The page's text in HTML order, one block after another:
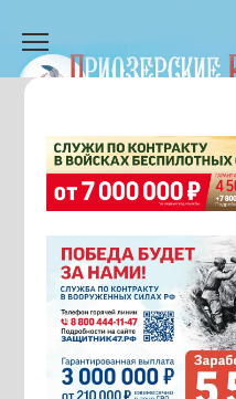
содержанию